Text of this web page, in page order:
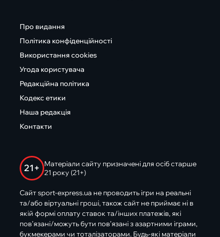
Про видання
Політика конфіденційності
Використання cookies
Угода користувача
Редакційна політика
Кодекс етики
Наша редакція
Контакти
21+
Матеріали сайту призначені для осіб старше
21 року (21+)
Сайт sport-express.ua не проводить ігри на реальні
та/або віртуальні гроші, також сайт не приймає ні в
якій формі оплату ставок та/інших платежів, які
пов’язані/можуть бути пов’язані з азартними іграми,
букмекерами чи тоталізаторами. Будь-які матеріали